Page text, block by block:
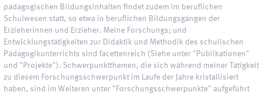
pädagogischen Bildungsinhalten findet zudem im beruflichen
Schulwesen statt, so etwa in beruflichen Bildungsgängen der
Erzieherinnen und Erzieher. Meine Forschungs; und
Entwicklungstätigkeiten zur Didaktik und Methodik des schulischen
Pädagogikunterrichts sind facettenreich (Siehe unter "Publikationen"
und "Projekte"). Schwerpunktthemen, die sich während meiner Tätigkeit
zu diesem Forschungsschwerpunkt im Laufe der Jahre kristallisiert
haben, sind im Weiteren unter "Forschungsschwerpunkte" aufgeführt